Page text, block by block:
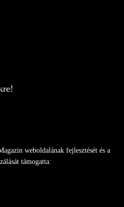
weboldalának fejlesztését és a
támogatta: